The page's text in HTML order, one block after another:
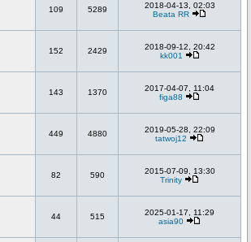
109 5289
2018-04-13, 02:03
Beata RR
152 2429
2018-09-12, 20:42
kk001
143 1370
2017-04-07, 11:04
figa88
449 4880
2019-05-28, 22:09
tatwoj12
82 590
2015-07-09, 13:30
Trinity
44 515
2025-01-17, 11:29
asia90